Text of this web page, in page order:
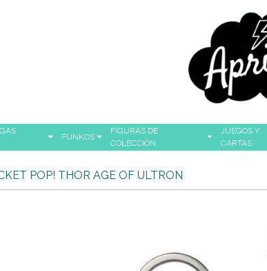
FUNKOS
FIGURAS DE
COLECCIÓN
JUEGOS Y
CARTAS
POP! THOR AGE OF ULTRON